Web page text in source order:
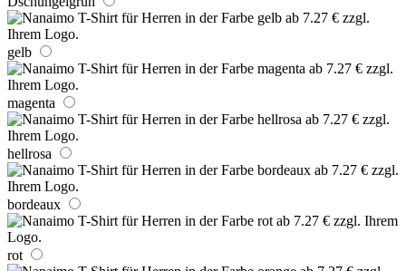
gelb
magenta
hellrosa
bordeaux
rot